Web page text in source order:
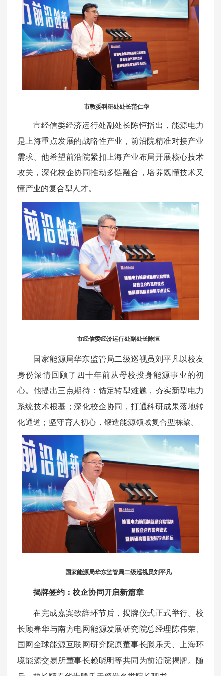
市教委科研处处长范仁华
市经信委经济运行处副处长陈恒指出，能源电力
是上海重点发展的战略性产业，前沿院精准对接产业
需求。他希望前沿院紧扣上海产业布局开展核心技术
攻关，深化校企协同推动多链融合，培养既懂技术又
懂产业的复合型人才。
市经信委经济运行处副处长陈恒
国家能源局华东监管局二级巡视员刘平凡以校友
身份深情回顾了四十年前从母校投身能源事业的初
心。他提出三点期待：锚定转型难题，夯实新型电力
系统技术根基；深化校企协同，打通科研成果落地转
化通道；坚守育人初心，锻造能源领域复合型栋梁。
国家能源局华东监管局二级巡视员刘平凡
揭牌签约：校企协同开启新篇章
在完成嘉宾致辞环节后，揭牌仪式正式举行。校
长顾春华与南方电网能源发展研究院总经理陈伟荣、
国网全球能源互联网研究院原董事长滕乐天、上海环
境能源交易所董事长赖晓明等共同为前沿院揭牌。随